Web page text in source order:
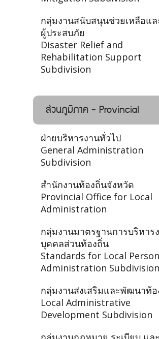
กลุ่มงานสนับสนุนช่วยเหลือแ
ผู้ประสบภัย
Disaster Relief and
Rehabilitation Support
Subdivision
ส่วนภูมิภาค - Provincial
ฝ่ายบริหารงานทั่วไป
General Administration
Subdivision
สำนักงานท้องถิ่นจังหวัด
Provincial Office for Local
Administration
กลุ่มงานมาตรฐานการบริหาร
บุคคลส่วนท้องถิ่น
Standards for Local
Administration Subdivision
กลุ่มงานส่งเสริมและพัฒนาท้
Local Administrative
Development Subdivision